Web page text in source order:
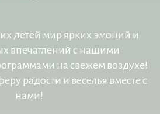
детей мир ярких эмоций и
впечатлений с нашими
на свежем воздухе!
радости и веселья вместе с
нами!